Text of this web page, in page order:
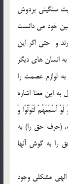
سنگینی بردوش
خود می دانست
و حتی اگر این
انسان های دیگر
به لوازم عصمت را
این معنا اشاره
أَسْمَعَهُمْ لَتَوَلَّوْا وَ
(حرف حق را) به
را به گوش آنها
مشکلی وجود